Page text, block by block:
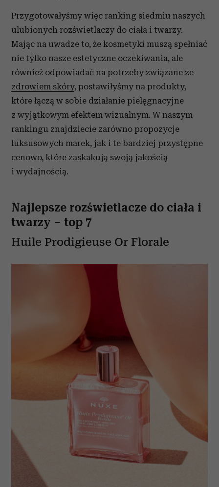
Przygotowałyśmy więc ranking siedmiu naszych
ulubionych rozświetlaczy do ciała i twarzy.
Mając na uwadze to, że kosmetyki muszą spełniać
nie tylko nasze estetyczne oczekiwania, ale
również odpowiadać na potrzeby związane ze
zdrowiem skóry, postawiłyśmy na produkty,
które łączą w sobie działanie pielęgnacyjne
z wyjątkowym efektem wizualnym. W naszym
rankingu znajdziecie zarówno propozycje
luksusowych marek, jak i te bardziej przystępne
cenowo, które zaskakują swoją jakością
i wydajnością.
Najlepsze rozświetlacze do ciała i
twarzy – top 7
Huile Prodigieuse Or Florale